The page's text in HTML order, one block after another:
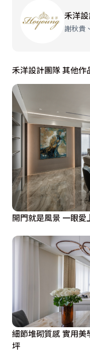
為了完美體現「透明
面積的落地窗景，大
鍍鈦金屬邊框時，在
次，更讓光線在空間
規劃，則打破了傳統
熱鬧的社交時光，都
考慮到屋主的社交
用餐區，圓桌區象
桌區則展現出宴客時
為聚會賦予更多可能
憶。
邁入私人歇息空間，
學，並進一步調和
的柔軟相輔相成，
下疲憊的處所。
禾洋設計團隊以細膩
輕透純淨的現代風尚
一幕幕生活時光剪影
禾洋
謝秋貴
禾洋設計團隊 其他作
開門就是風景 一眼
細節堆砌質感 實用
坪